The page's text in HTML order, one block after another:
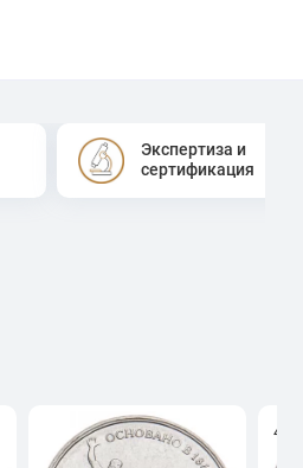
Экспертиза и
сертификация
4.0